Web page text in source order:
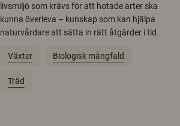
livsmiljö som krävs för att hotade arter ska
kunna överleva – kunskap som kan hjälpa
naturvårdare att sätta in rätt åtgärder i tid.
Växter Biologisk mångfald
Träd